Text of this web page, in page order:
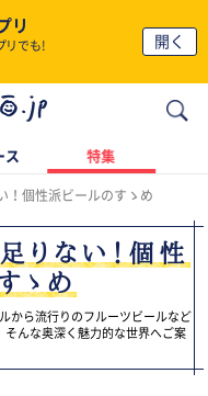
リ
リでも!
開く
ス 特集
！個性派ビールのすゝめ
りない！個性
ゝめ
から流行りのフルーツビールなど
んな奥深く魅力的な世界へご案